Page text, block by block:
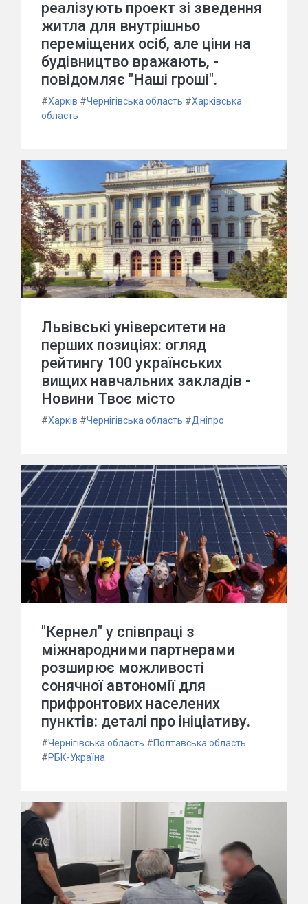
реалізують проект зі зведення
житла для внутрішньо
переміщених осіб, але ціни на
будівництво вражають, -
повідомляє "Наші гроші".
#Харків #Чернігівська область #Харківська
область
Львівські університети на
перших позиціях: огляд
рейтингу 100 українських
вищих навчальних закладів -
Новини Твоє місто
#Харків #Чернігівська область #Дніпро
"Кернел" у співпраці з
міжнародними партнерами
розширює можливості
сонячної автономії для
прифронтових населених
пунктів: деталі про ініціативу.
#Чернігівська область #Полтавська область
#РБК-Україна